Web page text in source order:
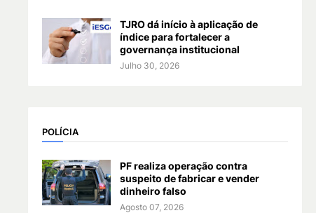
TJRO dá início à aplicação de
índice para fortalecer a
governança institucional
Julho 30, 2026
POLÍCIA
PF realiza operação contra
suspeito de fabricar e vender
dinheiro falso
Agosto 07, 2026